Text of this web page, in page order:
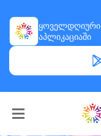
ყოველდღიური
აპლიკაციაში